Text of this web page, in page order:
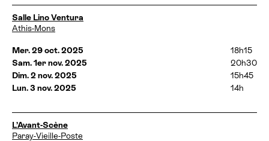
r
a
i
e
s
:
D
a
e
s
e
t
h
r
a
i
Salle Lino Ventura
Athis-Mons
Mer. 29 oct. 2025
18h15
Sam. 1er nov. 2025
20h30
Dim. 2 nov. 2025
15h45
Lun. 3 nov. 2025
14h
D
a
L’Avant-Scène
Paray-Vieille-Poste